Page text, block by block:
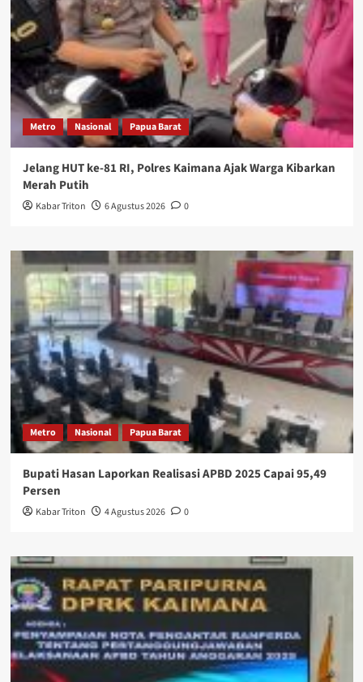
Metro Nasional Papua Barat
Jelang HUT ke-81 RI, Polres Kaimana Ajak Warga Kibarkan
Merah Putih
Kabar Triton 6 Agustus 2026 0
Metro Nasional Papua Barat
Bupati Hasan Laporkan Realisasi APBD 2025 Capai 95,49
Persen
Kabar Triton 4 Agustus 2026 0